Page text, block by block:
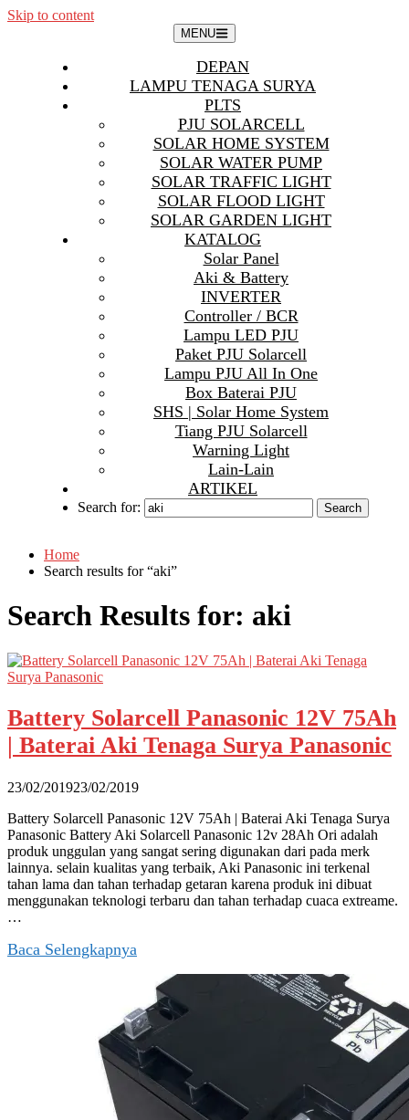
Skip to content
MENU
DEPAN
LAMPU TENAGA SURYA
PLTS
PJU SOLARCELL
SOLAR HOME SYSTEM
SOLAR WATER PUMP
SOLAR TRAFFIC LIGHT
SOLAR FLOOD LIGHT
SOLAR GARDEN LIGHT
KATALOG
Solar Panel
Aki & Battery
INVERTER
Controller / BCR
Lampu LED PJU
Paket PJU Solarcell
Lampu PJU All In One
Box Baterai PJU
SHS | Solar Home System
Tiang PJU Solarcell
Warning Light
Lain-Lain
ARTIKEL
Search for:
Home
Search results for “aki”
Search Results for: aki
Battery Solarcell Panasonic 12V 75Ah
| Baterai Aki Tenaga Surya Panasonic
23/02/201923/02/2019
Battery Solarcell Panasonic 12V 75Ah | Baterai Aki Tenaga Surya
Panasonic Battery Aki Solarcell Panasonic 12v 28Ah Ori adalah
produk unggulan yang sangat sering digunakan dari pada merk
lainnya. selain kualitas yang terbaik, Aki Panasonic ini terkenal
tahan lama dan tahan terhadap getaran karena produk ini dibuat
menggunakan teknologi terbaru dan tahan terhadap cuaca extreame.
…
Baca Selengkapnya